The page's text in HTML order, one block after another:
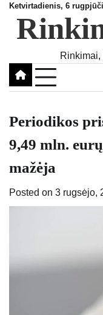
Skip
content
Ketvirtadienis, 6
Periodikos
9,49 mln.
mažėja
Posted on 3 rugsėjo,